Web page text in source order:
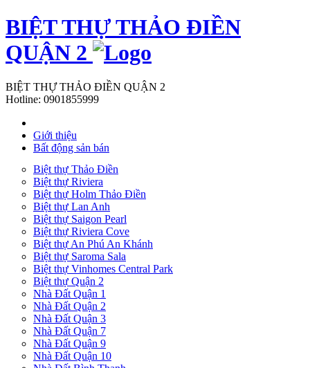
BIỆT THỰ THẢO ĐIỀN
QUẬN 2
BIỆT THỰ THẢO ĐIỀN QUẬN 2
Hotline: 0901855999
Giới thiệu
Bất động sản bán
Biệt thự Thảo Điền
Biệt thự Riviera
Biệt thự Holm Thảo Điền
Biệt thự Lan Anh
Biệt thự Saigon Pearl
Biệt thự Riviera Cove
Biệt thự An Phú An Khánh
Biệt thự Saroma Sala
Biệt thự Vinhomes Central Park
Biệt thự Quận 2
Nhà Đất Quận 1
Nhà Đất Quận 2
Nhà Đất Quận 3
Nhà Đất Quận 7
Nhà Đất Quận 9
Nhà Đất Quận 10